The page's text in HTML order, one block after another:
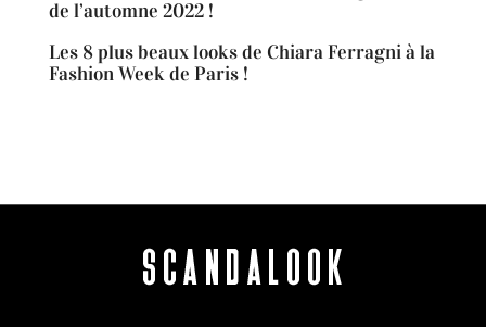
de l’automne 2022 !
Les 8 plus beaux looks de Chiara Ferragni à la
Fashion Week de Paris !